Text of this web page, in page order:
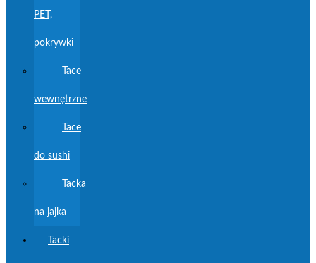
PET,
pokrywki
Tace
wewnętrzne
Tace
do sushi
Tacka
na jajka
Tacki